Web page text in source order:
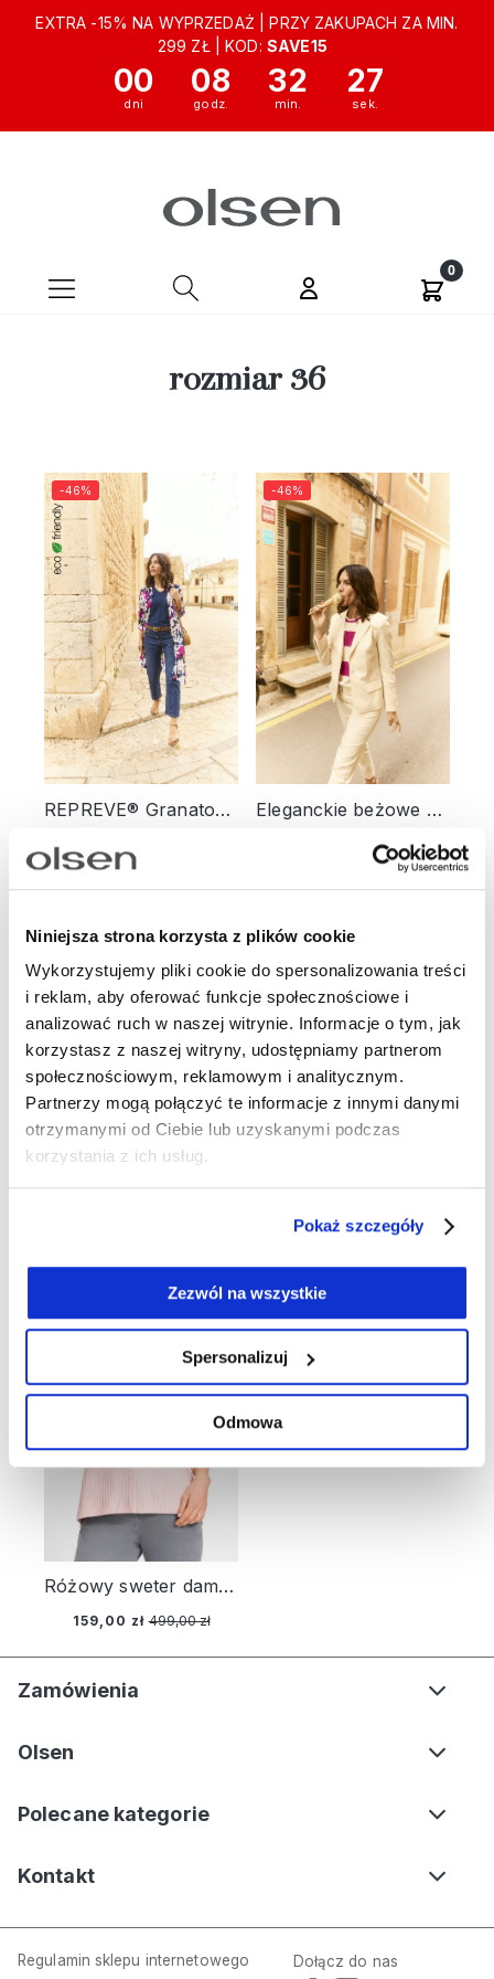
Niniejsza strona korzysta z plików cookie
Wykorzystujemy pliki cookie do spersonalizowania treści
i reklam, aby oferować funkcje społecznościowe i
analizować ruch w naszej witrynie. Informacje o tym, jak
korzystasz z naszej witryny, udostępniamy partnerom
społecznościowym, reklamowym i analitycznym.
Partnerzy mogą połączyć te informacje z innymi danymi
otrzymanymi od Ciebie lub uzyskanymi podczas
korzystania z ich usług.
Pokaż szczegóły
Zezwól na wszystkie
Spersonalizuj
Odmowa
EXTRA -15% NA WYPRZEDAŻ | PRZY ZAKUPACH ZA MIN.
299 ZŁ | KOD: SAVE15
00 08 32 26
rozmiar 36
REPREVE® Granatowe jeansy damskie Mona Straight – Relaxed Code
-46%
Eleganckie beżowe spodnie damskie Lisa Straight – Relaxed Code
549,00 zł
-46%
229,00 zł 649,00 zł
Różowy sweter damski Henny z przeszyciem i rozcięciem z tyłu - Smart Simplicity
159,00 zł 499,00 zł
-68%
Zamówienia
Olsen
Polecane kategorie
Kontakt
Regulamin sklepu internetowego Dołącz do nas